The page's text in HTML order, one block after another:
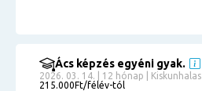
Ács képzés egyéni gyak.
2026. 03. 14. | 12 hónap | Kiskunhalas
215.000Ft/félév-tól